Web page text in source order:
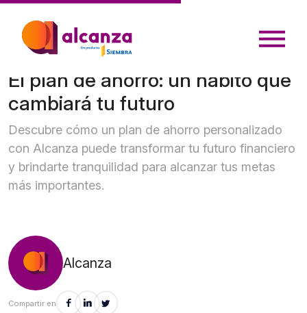
El plan de ahorro: un hábito que
cambiará tu futuro
Descubre cómo un plan de ahorro personalizado
con Alcanza puede transformar tu futuro financiero
y brindarte tranquilidad para alcanzar tus metas
más importantes.
Alcanza
Compartir en